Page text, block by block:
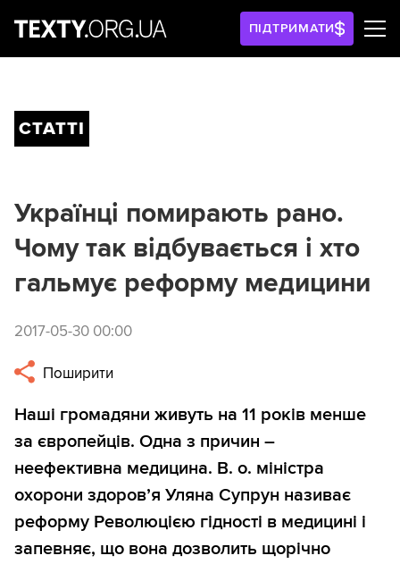
ПІДТРИМАТИ
СТАТТІ
Українці помирають рано.
Чому так відбувається і хто
гальмує реформу медицини
2017-05-30 00:00
Поширити
Наші громадяни живуть на 11 років менше
за європейців. Одна з причин –
неефективна медицина. В. о. міністра
охорони здоров’я Уляна Супрун називає
реформу Революцією гідності в медицині і
запевняє, що вона дозволить щорічно